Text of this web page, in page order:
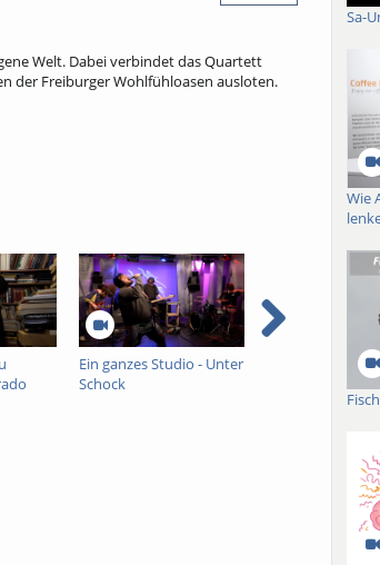
Welt. Dabei verbindet das Quartett
der Freiburger Wohlfühloasen ausloten.
Ein ganzes Studio - Unter
Schock
Ein ganzes
Sa-
Wie